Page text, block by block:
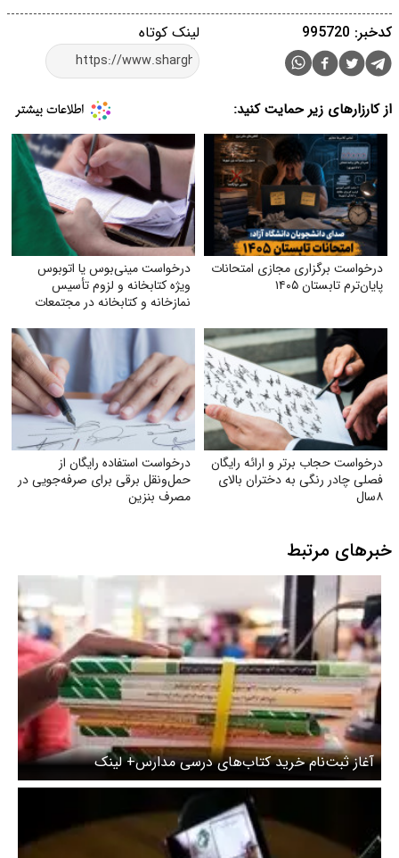
لینک کوتاه کدخبر: 995720
از کارزارهای زیر حمایت کنید:
درخواست برگزاری مجازی امتحانات
پایان‌ترم تابستان ۱۴۰۵
درخواست مینی‌بوس یا اتوبوس
ویژه کتابخانه و لزوم تأسیس
نمازخانه و کتابخانه در مجتمعات
درخواست حجاب برتر و ارائه رایگان
فصلی چادر رنگی به دختران بالای
۸سال
درخواست استفاده رایگان از
حمل‌ونقل برقی برای صرفه‌جویی در
مصرف بنزین
خبرهای مرتبط
آغاز ثبت‌نام خرید کتاب‌های درسی مدارس+ لینک